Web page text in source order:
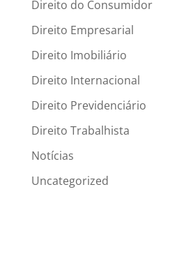
Direito do Consumidor
Direito Empresarial
Direito Imobiliário
Direito Internacional
Direito Previdenciário
Direito Trabalhista
Notícias
Uncategorized